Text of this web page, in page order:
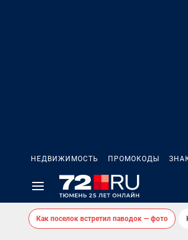
НЕДВИЖИМОСТЬ ПРОМОКОДЫ
Как поселок встретил паводок — фото